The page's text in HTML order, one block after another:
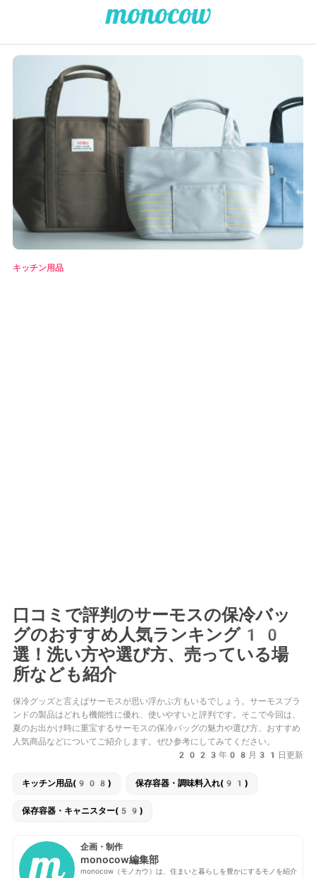
キッチン用品
口コミで評判のサーモスの保冷バッ
グのおすすめ人気ランキング10
選！洗い方や選び方、売っている場
所なども紹介
保冷グッズと言えばサーモスが思い浮かぶ方もいるでしょう。サーモスブラ
ンドの製品はどれも機能性に優れ、使いやすいと評判です。そこで今回は、
夏のお出かけ時に重宝するサーモスの保冷バッグの魅力や選び方、おすすめ
人気商品などについてご紹介します。ぜひ参考にしてみてください。
2023年08月31日更新
キッチン用品(908) 保存容器・調味料入れ(91)
保存容器・キャニスター(59)
企画・制作
monocow編集部
monocow（モノカウ）は、住まいと暮らしを豊かにするモノを紹介